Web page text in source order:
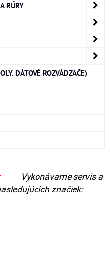
RÚRY
DÁTOVÉ ROZVÁDZAČE)
Vykonávame servis a
značiek: